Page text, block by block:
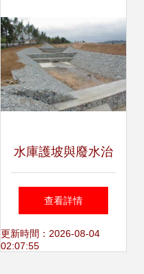
水庫護坡與廢水治
理中的關鍵材料 鍍
鋅雷諾護墊
查看詳情
更新時間：2026-08-04
02:07:55